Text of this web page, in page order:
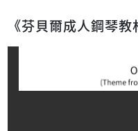
《芬貝爾成人鋼琴